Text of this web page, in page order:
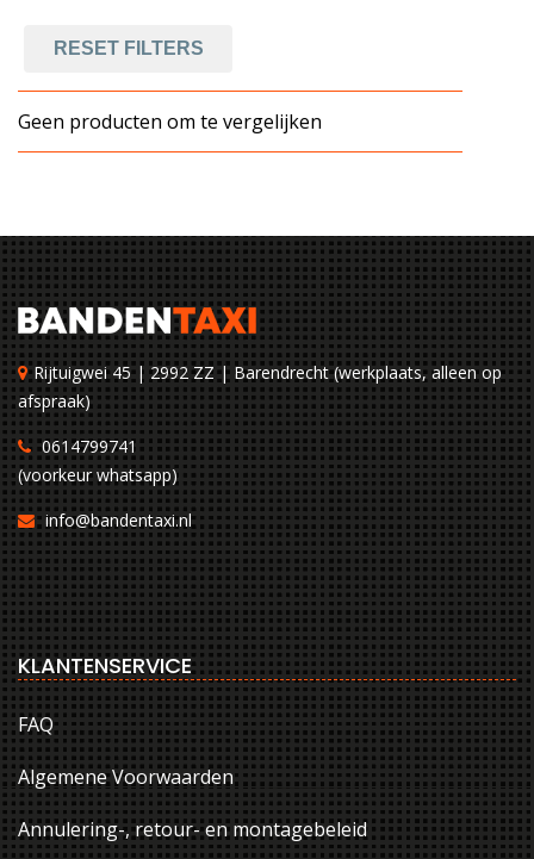
RESET FILTERS
Geen producten om te vergelijken
Rijtuigwei 45 | 2992 ZZ | Barendrecht (werkplaats, alleen op
afspraak)
0614799741
(voorkeur whatsapp)
info@bandentaxi.nl
KLANTENSERVICE
FAQ
Algemene Voorwaarden
Annulering-, retour- en montagebeleid